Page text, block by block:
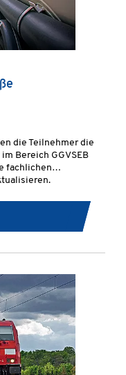
die Teilnehmer die
Bereich GGVSEB
fachlichen